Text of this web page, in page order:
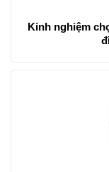
Kinh nghiệm